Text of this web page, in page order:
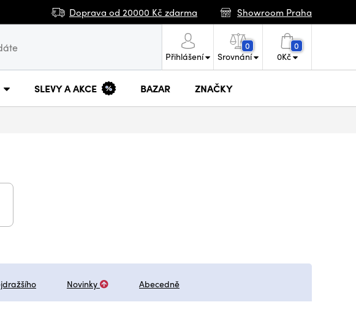
Doprava od 20000 Kč zdarma Showroom Praha
Přihlášení
0
Srovnání
0
0Kč
SLEVY A AKCE BAZAR ZNAČKY
Novinky Abecedně